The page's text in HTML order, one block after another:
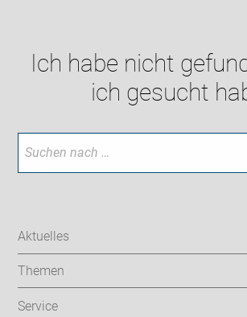
Ich habe nicht
ich gesucht
Aktuelles
Themen
Service